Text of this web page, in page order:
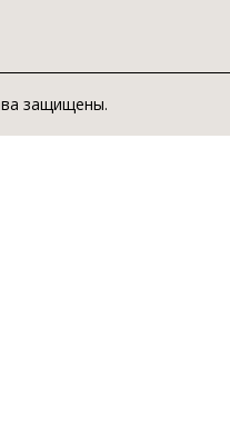
защищены.